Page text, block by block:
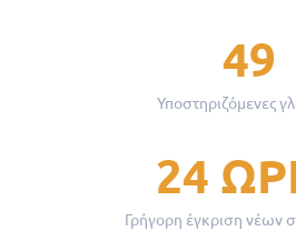
49
Υποστηριζόμενες
24
Γρήγορη έγκριση νέων